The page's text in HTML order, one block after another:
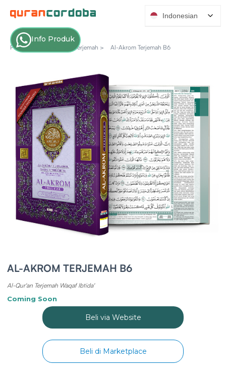
Info Produk
Produk Katalog > Seri Terjemah > Al-Akrom Terjemah B6
AL-AKROM TERJEMAH B6
Al-Qur'an Terjemah Waqaf Ibtida'
Coming Soon
Beli via Website
Beli di Marketplace
Indonesian